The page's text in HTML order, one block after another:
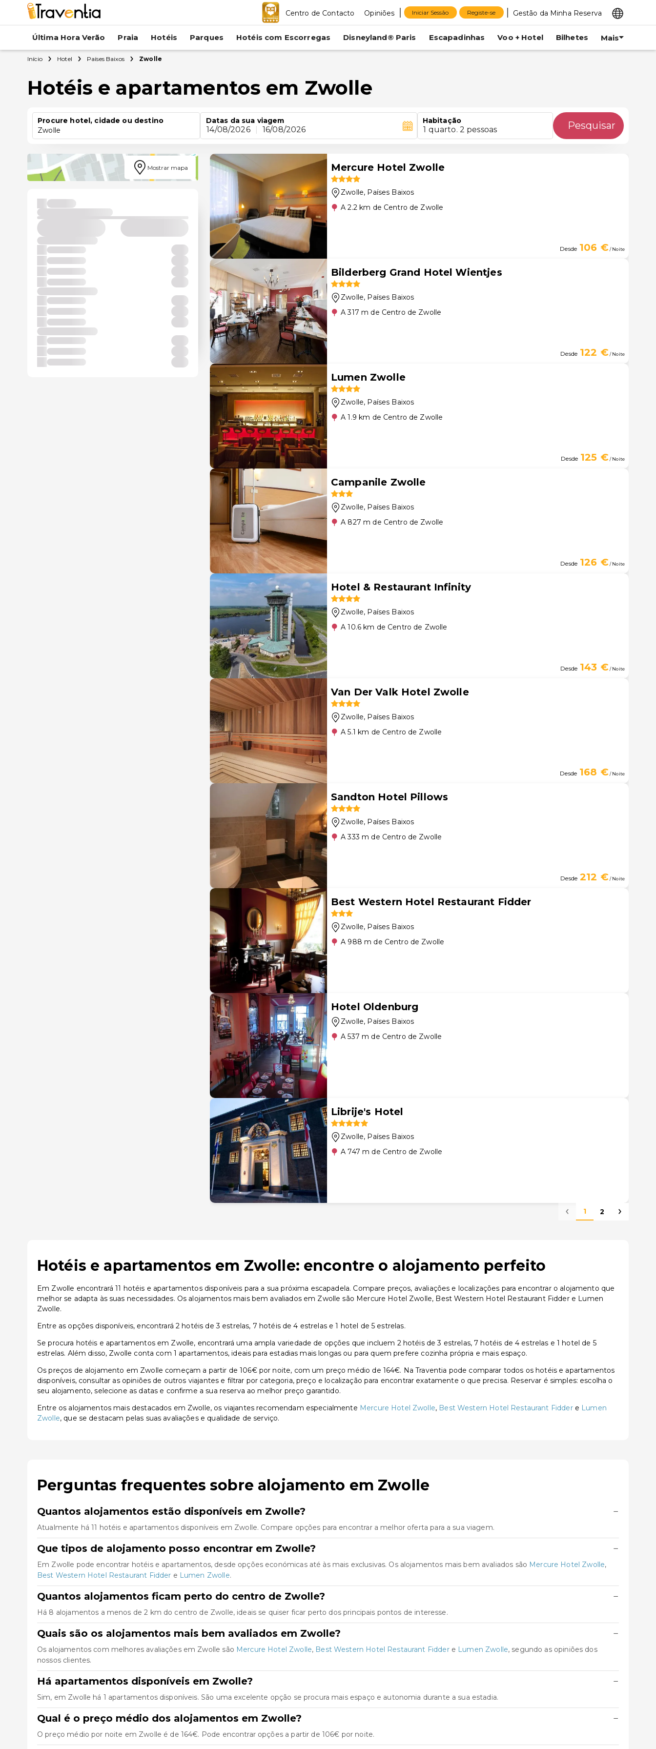
Centro de Contacto Opiniões Iniciar Sessão Registe-se Gestão da Minha Reserva
Última Hora Verão Praia Hotéis Parques Hotéis com Escorregas Disneyland® Paris Escapadinhas Voo + Hotel Bilhetes Mais
Início Hotel Países Baixos Zwolle
Hotéis e apartamentos em Zwolle
Procure hotel, cidade ou destino
Zwolle
Datas da sua viagem
14/08/2026 16/08/2026
Habitação
1 quarto. 2 pessoas Pesquisar
Mostrar mapa Mercure Hotel Zwolle
Zwolle, Países Baixos
A 2.2 km de Centro de Zwolle
Desde 106 €/ Noite
Bilderberg Grand Hotel Wientjes
Zwolle, Países Baixos
A 317 m de Centro de Zwolle
Desde 122 €/ Noite
Lumen Zwolle
Zwolle, Países Baixos
A 1.9 km de Centro de Zwolle
Desde 125 €/ Noite
Campanile Zwolle
Zwolle, Países Baixos
A 827 m de Centro de Zwolle
Desde 126 €/ Noite
Hotel & Restaurant Infinity
Zwolle, Países Baixos
A 10.6 km de Centro de Zwolle
Desde 143 €/ Noite
Van Der Valk Hotel Zwolle
Zwolle, Países Baixos
A 5.1 km de Centro de Zwolle
Desde 168 €/ Noite
Sandton Hotel Pillows
Zwolle, Países Baixos
A 333 m de Centro de Zwolle
Desde 212 €/ Noite
Best Western Hotel Restaurant Fidder
Zwolle, Países Baixos
A 988 m de Centro de Zwolle
Hotel Oldenburg
Zwolle, Países Baixos
A 537 m de Centro de Zwolle
Librije's Hotel
Zwolle, Países Baixos
A 747 m de Centro de Zwolle
1 2
Hotéis e apartamentos em Zwolle: encontre o alojamento perfeito
Em Zwolle encontrará 11 hotéis e apartamentos disponíveis para a sua próxima escapadela. Compare preços, avaliações e localizações para encontrar o alojamento que
melhor se adapta às suas necessidades. Os alojamentos mais bem avaliados em Zwolle são Mercure Hotel Zwolle, Best Western Hotel Restaurant Fidder e Lumen
Zwolle.
Entre as opções disponíveis, encontrará 2 hotéis de 3 estrelas, 7 hotéis de 4 estrelas e 1 hotel de 5 estrelas.
Se procura hotéis e apartamentos em Zwolle, encontrará uma ampla variedade de opções que incluem 2 hotéis de 3 estrelas, 7 hotéis de 4 estrelas e 1 hotel de 5
estrelas. Além disso, Zwolle conta com 1 apartamentos, ideais para estadias mais longas ou para quem prefere cozinha própria e mais espaço.
Os preços de alojamento em Zwolle começam a partir de 106€ por noite, com um preço médio de 164€. Na Traventia pode comparar todos os hotéis e apartamentos
disponíveis, consultar as opiniões de outros viajantes e filtrar por categoria, preço e localização para encontrar exatamente o que precisa. Reservar é simples: escolha o
seu alojamento, selecione as datas e confirme a sua reserva ao melhor preço garantido.
Entre os alojamentos mais destacados em Zwolle, os viajantes recomendam especialmente Mercure Hotel Zwolle, Best Western Hotel Restaurant Fiddere Lumen
Zwolle, que se destacam pelas suas avaliações e qualidade de serviço.
Perguntas frequentes sobre alojamento em Zwolle
Quantos alojamentos estão disponíveis em Zwolle? −
Atualmente há 11 hotéis e apartamentos disponíveis em Zwolle. Compare opções para encontrar a melhor oferta para a sua viagem.
Que tipos de alojamento posso encontrar em Zwolle? −
Em Zwolle pode encontrar hotéis e apartamentos, desde opções económicas até às mais exclusivas. Os alojamentos mais bem avaliados são Mercure Hotel Zwolle,
Best Western Hotel Restaurant Fidder e Lumen Zwolle.
Quantos alojamentos ficam perto do centro de Zwolle? −
Há 8 alojamentos a menos de 2 km do centro de Zwolle, ideais se quiser ficar perto dos principais pontos de interesse.
Quais são os alojamentos mais bem avaliados em Zwolle? −
Os alojamentos com melhores avaliações em Zwolle são Mercure Hotel Zwolle, Best Western Hotel Restaurant Fiddere Lumen Zwolle, segundo as opiniões dos
nossos clientes.
Há apartamentos disponíveis em Zwolle? −
Sim, em Zwolle há 1 apartamentos disponíveis. São uma excelente opção se procura mais espaço e autonomia durante a sua estadia.
Qual é o preço médio dos alojamentos em Zwolle? −
O preço médio por noite em Zwolle é de 164€. Pode encontrar opções a partir de 106€ por noite.